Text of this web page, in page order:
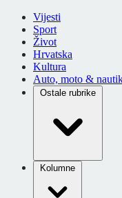
Vijesti
Sport
Život
Hrvatska
Kultura
Auto, moto &
Ostale rubrike
Kolumne